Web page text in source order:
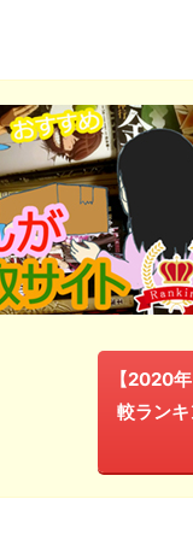
【2020
較ラン